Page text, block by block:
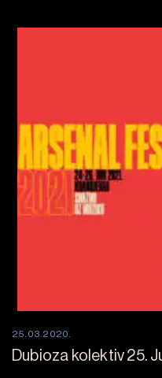
25.03.2020.
Dubioza kolektiv 25.